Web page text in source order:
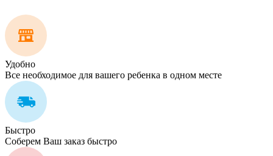
Удобно
Все необходимое для вашего ребенка в одном месте
Быстро
Соберем Ваш заказ быстро